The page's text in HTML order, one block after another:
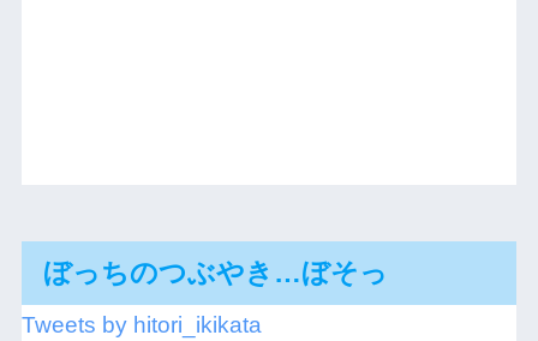
ぼっちのつぶやき…ぼそっ
Tweets by hitori_ikikata